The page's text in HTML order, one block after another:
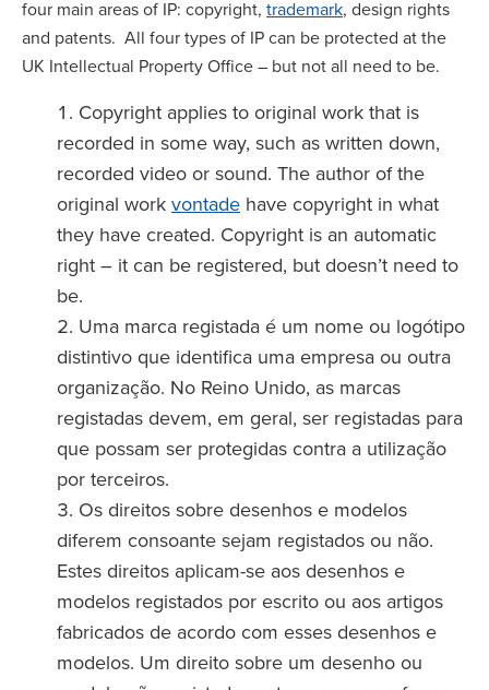
four main areas of IP: copyright, trademark, design rights
and patents. All four types of IP can be protected at the
UK Intellectual Property Office – but not all need to be.
Copyright applies to original work that is
recorded in some way, such as written down,
recorded video or sound. The author of the
original work vontade have copyright in what
they have created. Copyright is an automatic
right – it can be registered, but doesn’t need to
be.
Uma marca registada é um nome ou logótipo
distintivo que identifica uma empresa ou outra
organização. No Reino Unido, as marcas
registadas devem, em geral, ser registadas para
que possam ser protegidas contra a utilização
por terceiros.
Os direitos sobre desenhos e modelos
diferem consoante sejam registados ou não.
Estes direitos aplicam-se aos desenhos e
modelos registados por escrito ou aos artigos
fabricados de acordo com esses desenhos e
modelos. Um direito sobre um desenho ou